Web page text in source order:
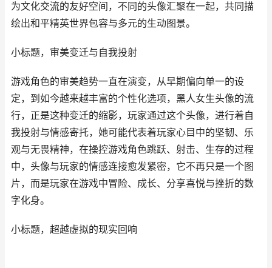
为文化交流的友好空间，不同的头像汇聚在一起，共同描
绘出和平精英世界包容与多元的生动图景。
小标题，审美变迁与自我投射
游戏角色的审美趋势一直在演变，从早期偏向单一的设
定，到如今越来越丰富的个性化选项，黑人女生头像的流
行，正是这种变迁的缩影，玩家通过这个头像，进行着自
我投射与情感寄托，她可能代表着玩家心目中的坚韧、乐
观与无畏精神，在操控游戏角色跳跃、射击、生存的过程
中，头像与玩家的情感连接愈发紧密，它不再只是一个图
片，而是玩家在游戏中冒险、成长、分享喜悦与挫折的数
字化身。
小标题，超越虚拟的现实回响